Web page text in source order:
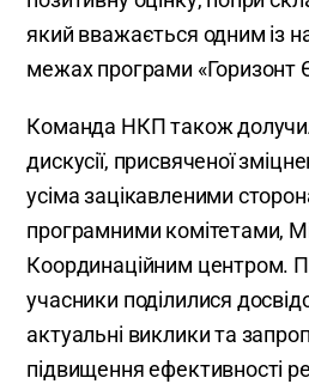
який вважається одним із
межах програми «Горизонт
Команда НКП також
дискусії, присвяченої
усіма зацікавленими
програмними комітетами,
Координаційним центром.
учасники поділилися
актуальні виклики та
підвищення ефективності